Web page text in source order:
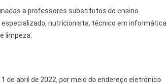
a professores substitutos do ensino
nutricionista, técnico em
limpeza.
de abril de 2022, por meio do endereço eletrônico